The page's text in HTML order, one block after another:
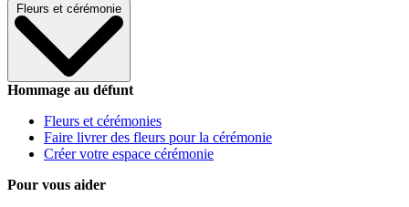
Fleurs et cérémonie
Hommage au défunt
Fleurs et cérémonies
Faire livrer des fleurs pour la cérémonie
Créer votre espace cérémonie
Pour vous aider